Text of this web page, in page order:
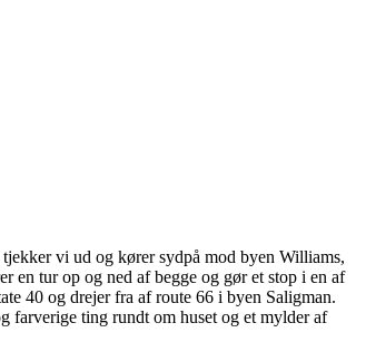
vi ud og kører sydpå mod byen Williams,
en tur op og ned af begge og gør et stop i en af
40 og drejer fra af route 66 i byen Saligman.
farverige ting rundt om huset og et mylder af